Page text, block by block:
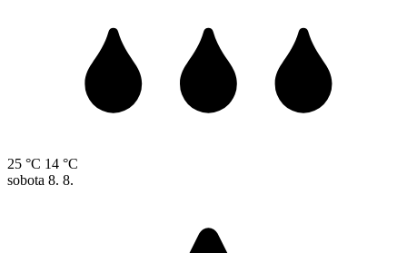
25 °C 14 °C
sobota 8. 8.